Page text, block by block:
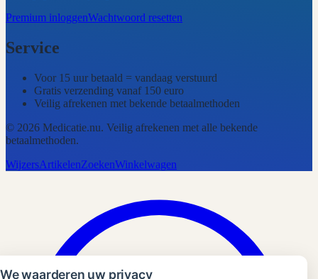
Premium inloggenWachtwoord resetten
Service
Voor 15 uur betaald = vandaag verstuurd
Gratis verzending vanaf 150 euro
Veilig afrekenen met bekende betaalmethoden
© 2026 Medicatie.nu. Veilig afrekenen met alle bekende
betaalmethoden.
WijzersArtikelenZoekenWinkelwagen
We waarderen uw privacy